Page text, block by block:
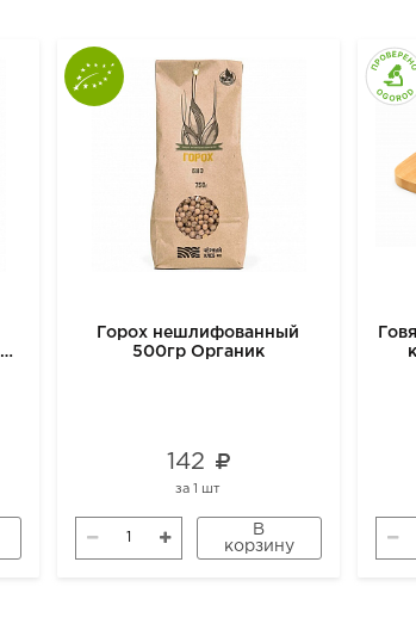
Горох нешлифованный
500гр Органик
142
за1 шт
В
корзину